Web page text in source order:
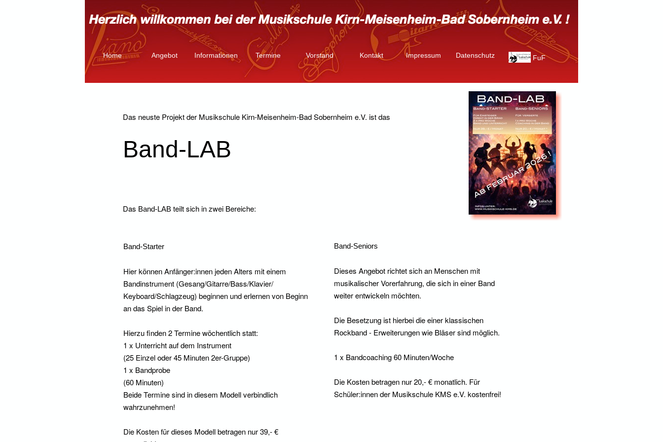
Home Angebot Informationen Termine Vorstand Kontakt Impressum Datenschutz FuF
Das neuste Projekt der Musikschule Kirn-Meisenheim-Bad Sobernheim e.V. ist das
Band-LAB
Das Band-LAB teilt sich in zwei Bereiche:
Band-Starter
Hier können Anfänger:innen jeden Alters mit einem
Bandinstrument (Gesang/Gitarre/Bass/Klavier/
Keyboard/Schlagzeug) beginnen und erlernen von Beginn
an das Spiel in der Band.
Hierzu finden 2 Termine wöchentlich statt:
1 x Unterricht auf dem Instrument
(25 Einzel oder 45 Minuten 2er-Gruppe)
1 x Bandprobe
(60 Minuten)
Beide Termine sind in diesem Modell verbindlich
wahrzunehmen!
Die Kosten für dieses Modell betragen nur 39,- €
Band-Seniors
Dieses Angebot richtet sich an Menschen mit
musikalischer Vorerfahrung, die sich in einer Band
weiter entwickeln möchten.
Die Besetzung ist hierbei die einer klassischen
Rockband - Erweiterungen wie Bläser sind möglich.
1 x Bandcoaching 60 Minuten/Woche
Die Kosten betragen nur 20,- € monatlich. Für
Schüler:innen der Musikschule KMS e.V. kostenfrei!